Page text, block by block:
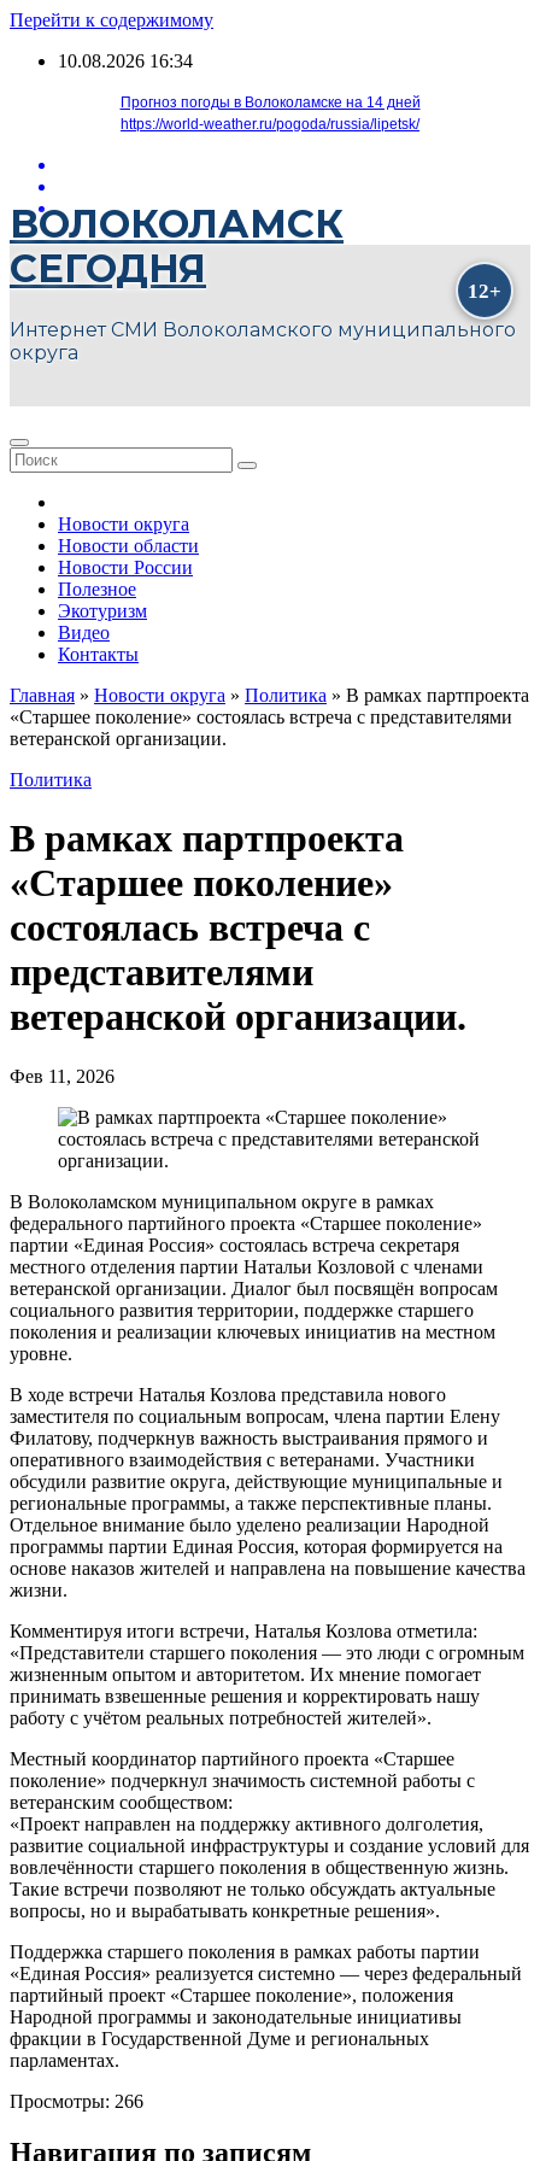
Перейти к содержимому
10.08.2026 16:34
Прогноз погоды в Волоколамске на 14 дней
https://world-weather.ru/pogoda/russia/lipetsk/
ВОЛОКОЛАМСК
СЕГОДНЯ
Интернет СМИ Волоколамского муниципального
округа
Новости округа
Новости области
Новости России
Полезное
Экотуризм
Видео
Контакты
Главная » Новости округа » Политика » В рамках партпроекта
«Старшее поколение» состоялась встреча с представителями
ветеранской организации.
Политика
В рамках партпроекта
«Старшее поколение»
состоялась встреча с
представителями
ветеранской организации.
Фев 11, 2026
В Волоколамском муниципальном округе в рамках
федерального партийного проекта «Старшее поколение»
партии «Единая Россия» состоялась встреча секретаря
местного отделения партии Натальи Козловой с членами
ветеранской организации. Диалог был посвящён вопросам
социального развития территории, поддержке старшего
поколения и реализации ключевых инициатив на местном
уровне.
В ходе встречи Наталья Козлова представила нового
заместителя по социальным вопросам, члена партии Елену
Филатову, подчеркнув важность выстраивания прямого и
оперативного взаимодействия с ветеранами. Участники
обсудили развитие округа, действующие муниципальные и
региональные программы, а также перспективные планы.
Отдельное внимание было уделено реализации Народной
программы партии Единая Россия, которая формируется на
основе наказов жителей и направлена на повышение качества
жизни.
Комментируя итоги встречи, Наталья Козлова отметила:
«Представители старшего поколения — это люди с огромным
жизненным опытом и авторитетом. Их мнение помогает
принимать взвешенные решения и корректировать нашу
работу с учётом реальных потребностей жителей».
Местный координатор партийного проекта «Старшее
поколение» подчеркнул значимость системной работы с
ветеранским сообществом:
«Проект направлен на поддержку активного долголетия,
развитие социальной инфраструктуры и создание условий для
вовлечённости старшего поколения в общественную жизнь.
Такие встречи позволяют не только обсуждать актуальные
вопросы, но и вырабатывать конкретные решения».
Поддержка старшего поколения в рамках работы партии
«Единая Россия» реализуется системно — через федеральный
партийный проект «Старшее поколение», положения
Народной программы и законодательные инициативы
фракции в Государственной Думе и региональных
парламентах.
Просмотры: 266
Навигация по записям